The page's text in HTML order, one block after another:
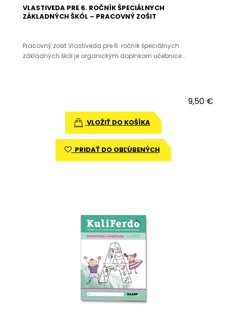
VLASTIVEDA PRE 6. ROČNÍK ŠPECIÁLNYCH
ZÁKLADNÝCH ŠKÔL – PRACOVNÝ ZOŠIT
Pracovný zošit Vlastiveda pre 6. ročník špeciálnych
základných škôl je organickým doplnkom učebnice...
9,50 €
VLOŽIŤ DO KOŠÍKA
PRIDAŤ DO OBĽÚBENÝCH